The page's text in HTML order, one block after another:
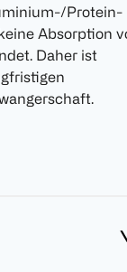
Protein-
Absorption
Daher ist